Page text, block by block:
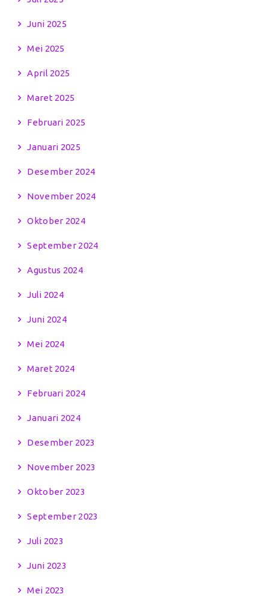
Juni 2025
Mei 2025
April 2025
Maret 2025
Februari 2025
Januari 2025
Desember 2024
November 2024
Oktober 2024
September 2024
Agustus 2024
Juli 2024
Juni 2024
Mei 2024
Maret 2024
Februari 2024
Januari 2024
Desember 2023
November 2023
Oktober 2023
September 2023
Juli 2023
Juni 2023
Mei 2023